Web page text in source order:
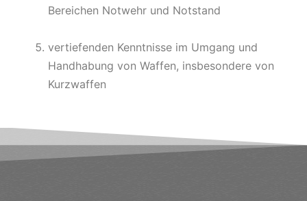
Bereichen Notwehr und Notstand
vertiefenden Kenntnisse im Umgang und
Handhabung von Waffen, insbesondere von
Kurzwaffen